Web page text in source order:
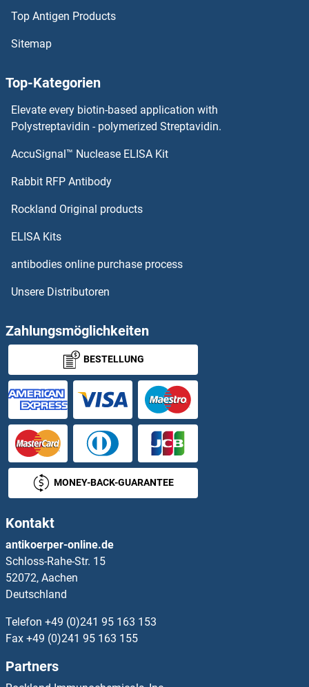
OR6T1 Antikörper
OR6Q1 Antikörper
OR6P1 Antikörper
OR6N2 Antikörper
OR8G5 Antikörper
OR8H1 Antikörper
OR8H2 Antikörper
OR8H3 Antikörper
OR8I2 Antikörper
OR8J1 Antikörper
OR8J3 Antikörper
OR8K1 Antikörper
OR8K3 Antikörper
OR8K5 Antikörper
OR8S1 Antikörper
OR8U9 Antikörper
OR9A2 Antikörper
Top Antigen Products
Sitemap
Top-Kategorien
Elevate every biotin-based application with
Polystreptavidin - polymerized Streptavidin.
AccuSignal™ Nuclease ELISA Kit
Rabbit RFP Antibody
Rockland Original products
ELISA Kits
antibodies online purchase process
Unsere Distributoren
Zahlungsmöglichkeiten
BESTELLUNG
MONEY-BACK-GUARANTEE
Kontakt
antikoerper-online.de
Schloss-Rahe-Str. 15
52072, Aachen
Deutschland
Telefon +49 (0)241 95 163 153
Fax +49 (0)241 95 163 155
Partners